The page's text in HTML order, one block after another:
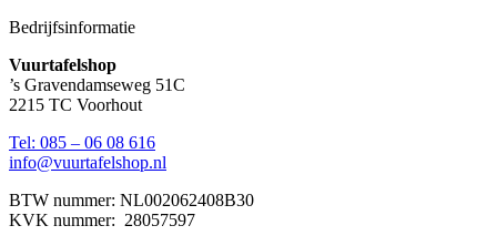
Bedrijfsinformatie
Vuurtafelshop
’s Gravendamseweg 51C
2215 TC Voorhout
Tel: 085 – 06 08 616
info@vuurtafelshop.nl
BTW nummer: NL002062408B30
KVK nummer: 28057597